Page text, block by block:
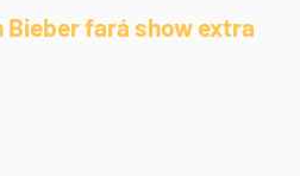
fará show extra